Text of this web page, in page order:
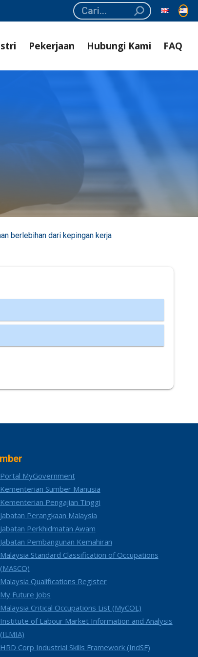
Search:
Pekerjaan Hubungi Kami FAQ
berlebihan dari kepingan kerja
Portal MyGovernment
Kementerian Sumber Manusia
Kementerian Pengajian Tinggi
Jabatan Perangkaan Malaysia
Jabatan Perkhidmatan Awam
Jabatan Pembangunan Kemahiran
Malaysia Standard Classification of Occupations
(MASCO)
Malaysia Qualifications Register
My Future Jobs
Malaysia Critical Occupations List (MyCOL)
Institute of Labour Market Information and Analysis
(ILMIA)
HRD Corp Industrial Skills Framework (IndSF)